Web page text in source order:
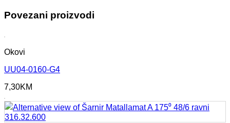
Povezani proizvodi
Okovi
UU04-0160-G4
7,30KM